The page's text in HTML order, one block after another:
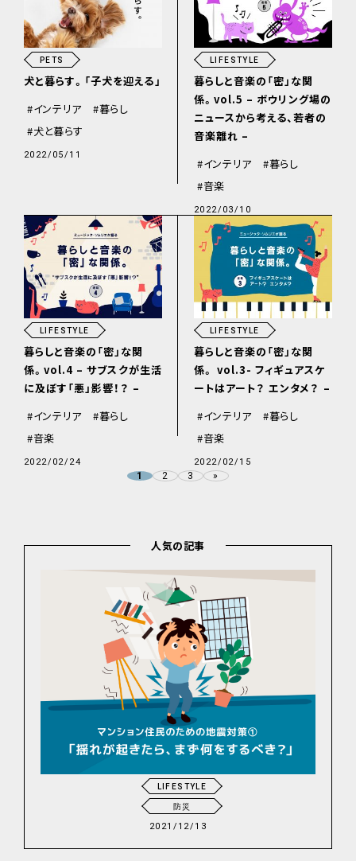
PETS
犬と暮らす。「子犬を迎える」
インテリア
暮らし
犬と暮らす
2022/05/11
LIFESTYLE
暮らしと音楽の「密」な関
係。vol.5 – ボウリング場の
ニュースから考える、若者の
音楽離れ –
インテリア
暮らし
音楽
2022/03/10
LIFESTYLE
暮らしと音楽の「密」な関
係。vol.4 – サブスクが生活
に及ぼす「悪」影響！？ –
インテリア
暮らし
音楽
2022/02/24
LIFESTYLE
暮らしと音楽の「密」な関
係。 vol.3- フィギュアスケ
ートはアート？ エンタメ？ –
インテリア
暮らし
音楽
2022/02/15
1 2 3 »
人気の記事
LIFESTYLE
防災
2021/12/13